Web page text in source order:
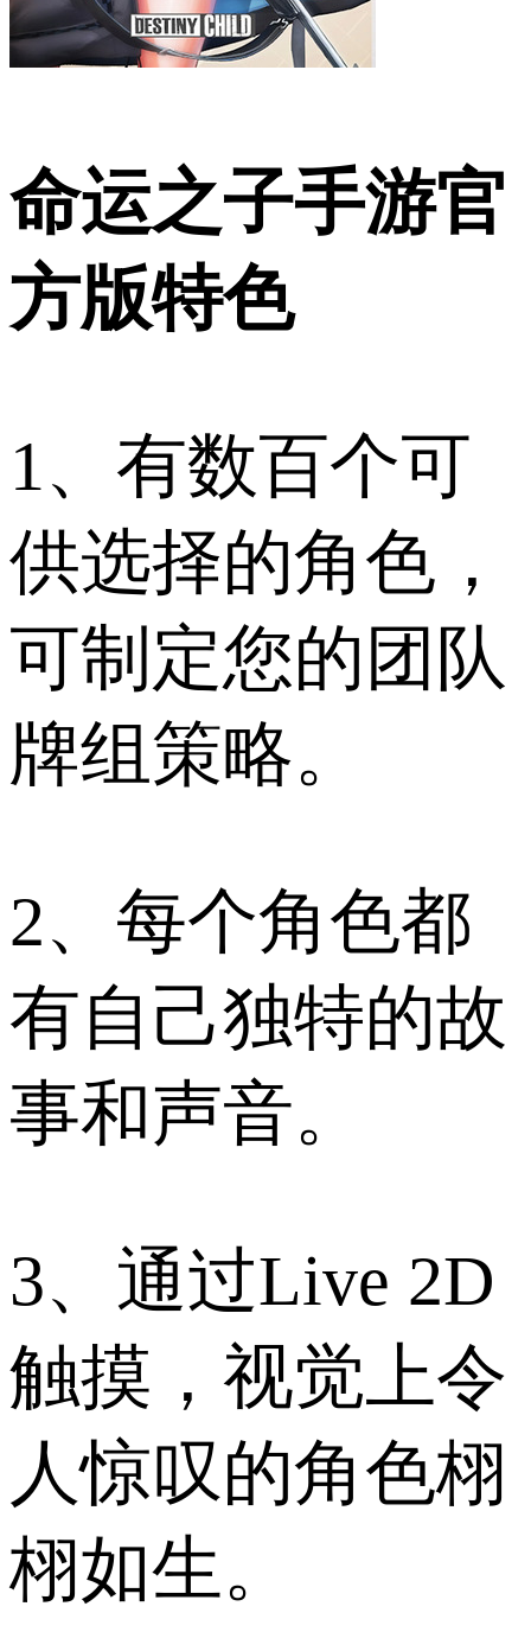
命运之子手游官
方版特色
1、有数百个可
供选择的角色，
可制定您的团队
牌组策略。
2、每个角色都
有自己独特的故
事和声音。
3、通过Live 2D
触摸，视觉上令
人惊叹的角色栩
栩如生。